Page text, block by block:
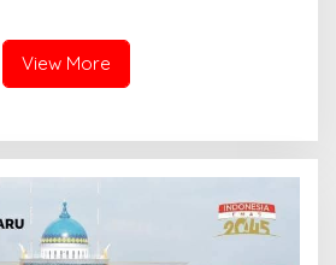
Barat Kota Pekanbaru
View More